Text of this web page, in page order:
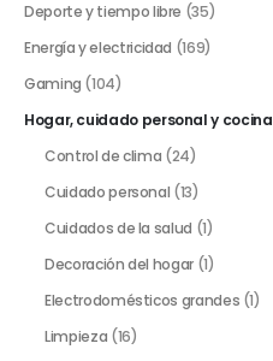
Deporte y tiempo libre (35)
Energía y electricidad (169)
Gaming (104)
Hogar, cuidado personal y cocina
Control de clima (24)
Cuidado personal (13)
Cuidados de la salud (1)
Decoración del hogar (1)
Electrodomésticos grandes (1)
Limpieza (16)